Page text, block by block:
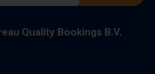
Quality Bookings B.V.